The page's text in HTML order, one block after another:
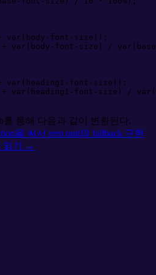
var ( bod y - font - size ) ) ;
+ var ( bod y - font - size ) / var ( base
var ( head ing1 - font - size ) ) ;
+ var ( head ing1 - font - size ) / var (
를 통해 다음과 같이 변환된다.
을 써서 rem unit의 fallback 구현
읽기 →